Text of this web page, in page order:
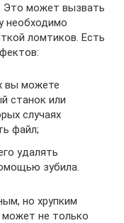
Это может вызвать
необходимо
ломтиков. Есть
вы можете
станок или
случаях
файл;
удалять
зубила.
но хрупким
может не только